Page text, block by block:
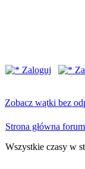
Zaloguj
Zobacz wątki bez
Strona główna forum
Wszystkie czasy w